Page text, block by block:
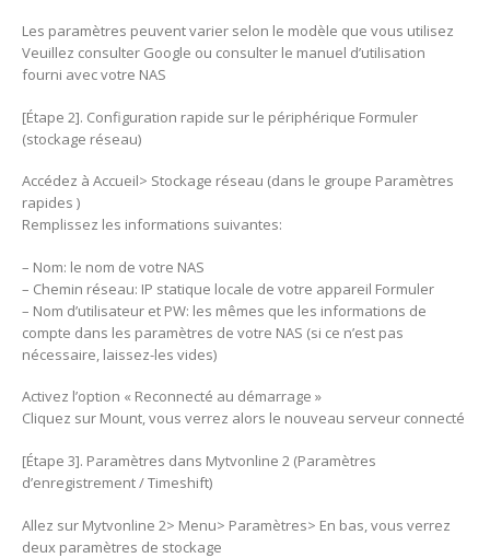
Les paramètres peuvent varier selon le modèle que vous utilisez
Veuillez consulter Google ou consulter le manuel d’utilisation
fourni avec votre NAS
[Étape 2]. Configuration rapide sur le périphérique Formuler
(stockage réseau)
Accédez à Accueil> Stockage réseau (dans le groupe Paramètres
rapides )
Remplissez les informations suivantes:
– Nom: le nom de votre NAS
– Chemin réseau: IP statique locale de votre appareil Formuler
– Nom d’utilisateur et PW: les mêmes que les informations de
compte dans les paramètres de votre NAS (si ce n’est pas
nécessaire, laissez-les vides)
Activez l’option « Reconnecté au démarrage »
Cliquez sur Mount, vous verrez alors le nouveau serveur connecté
[Étape 3]. Paramètres dans Mytvonline 2 (Paramètres
d’enregistrement / Timeshift)
Allez sur Mytvonline 2> Menu> Paramètres> En bas, vous verrez
deux paramètres de stockage